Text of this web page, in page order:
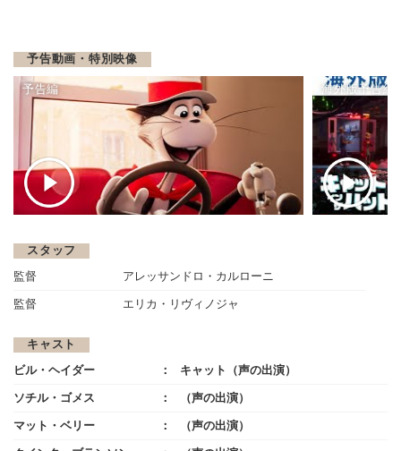
予告動画・特別映像
予告編 海外版予告編
スタッフ
監督 アレッサンドロ・カルローニ
監督 エリカ・リヴィノジャ
キャスト
ビル・ヘイダー キャット（声の出演）
ソチル・ゴメス （声の出演）
マット・ベリー （声の出演）